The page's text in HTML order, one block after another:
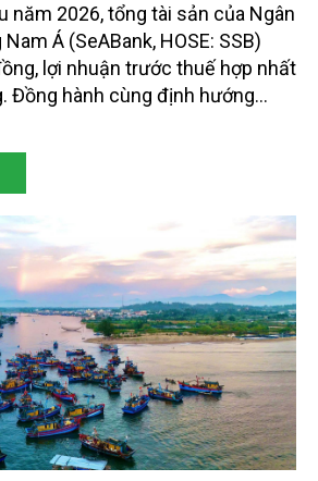
năm 2026, tổng tài sản của Ngân
Á (SeABank, HOSE: SSB)
lợi nhuận trước thuế hợp nhất
Đồng hành cùng định hướng
trì hoạt động hiệu quả, mở
cố nguồn vốn và đảm bảo các